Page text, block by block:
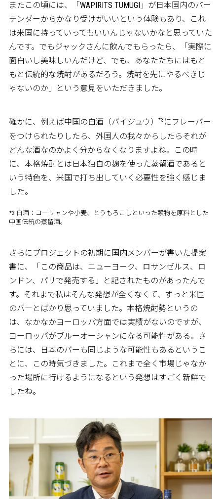
またこの頃には、「WAPIRITS TUMUGI」が日本国内のバー
テンダーからかなり受けがいいという体験もあり、これ
は米国に持っていってもいいんじゃないかなと思っていた
んです。でもジャックさんに飲んでもらったら、「実際に
面白いし美味しいんだけど、でも、あなたたちにはもと
もと伝統的な焼酎があるだろう。焼酎を先にやるべきじ
ゃないのか」という意見をいただきました。
確かに、例えば中国の白酒（バイジュウ） *3 にフレーバー
をつけられたりしたら、外国人の我々からしたらそれが
どんな酒なのかよく分からなくなりますよね。この時
に、本格焼酎とは日本独自の麹を使った蒸留酒であると
いう特色を、米国で打ち出していく必要性を強く感じま
した。
*3 白酒：コーリャンや小麦、とうもろこしといった穀物を原料とした
中国伝統の蒸留酒。
さらにプロジェクトの初期に国内メンバーが書いた提案
書に、「この商品は、ニューヨーク、ロサンゼルス、ロ
ンドン、パリで発売する」と記されたものがあったんで
す。それまで私はそんな発想が全くなくて、ずっと米国
のバーとばかり思っていました。本格焼酎勢というの
は、なかなかヨーロッパ方面では実績がないのですが、
ヨーロッパがブルーオーシャンになる可能性がある。さ
らには、日本のバーも同じような可能性もあるというこ
とに、この時気づきました。これまで全く市場じゃなか
った場所に行けるようになるという発想はすごく新鮮で
したね。